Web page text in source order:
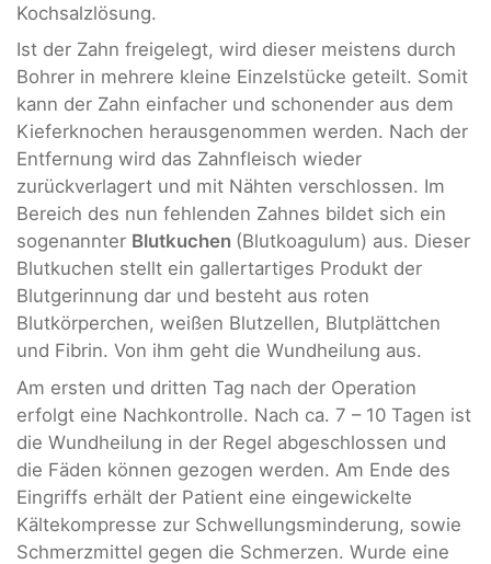
Kochsalzlösung.
Ist der Zahn freigelegt, wird dieser meistens durch
Bohrer in mehrere kleine Einzelstücke geteilt. Somit
kann der Zahn einfacher und schonender aus dem
Kieferknochen herausgenommen werden. Nach der
Entfernung wird das Zahnfleisch wieder
zurückverlagert und mit Nähten verschlossen. Im
Bereich des nun fehlenden Zahnes bildet sich ein
sogenannter Blutkuchen (Blutkoagulum) aus. Dieser
Blutkuchen stellt ein gallertartiges Produkt der
Blutgerinnung dar und besteht aus roten
Blutkörperchen, weißen Blutzellen, Blutplättchen
und Fibrin. Von ihm geht die Wundheilung aus.
Am ersten und dritten Tag nach der Operation
erfolgt eine Nachkontrolle. Nach ca. 7 – 10 Tagen ist
die Wundheilung in der Regel abgeschlossen und
die Fäden können gezogen werden. Am Ende des
Eingriffs erhält der Patient eine eingewickelte
Kältekompresse zur Schwellungsminderung, sowie
Schmerzmittel gegen die Schmerzen. Wurde eine